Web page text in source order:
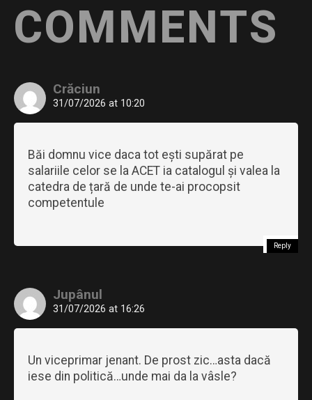
COMMENTS
Crăciun
31/07/2026 at 10:20
Băi domnu vice daca tot ești supărat pe
salariile celor se la ACET ia catalogul și valea la
catedra de țară de unde te-ai procopsit
competentule
Reply
Jupânul
31/07/2026 at 16:26
Un viceprimar jenant. De prost zic…asta dacă
iese din politică…unde mai da la vâsle?